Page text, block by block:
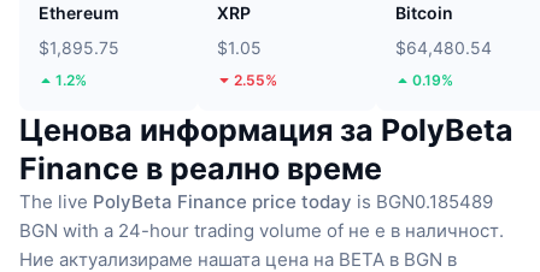
Ethereum
$1,895.75
1.2%
XRP
$1.05
2.55%
Bitcoin
$64,480.54
0.19%
Ценова информация за PolyBeta
Finance в реално време
The live PolyBeta Finance price today is BGN0.185489
BGN with a 24-hour trading volume of не е в наличност.
Ние актуализираме нашата цена на BETA в BGN в